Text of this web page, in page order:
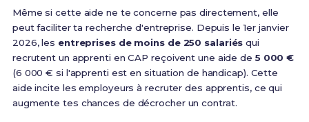
Même si cette aide ne te concerne pas directement, elle
peut faciliter ta recherche d'entreprise. Depuis le 1er janvier
2026, les entreprises de moins de 250 salariés qui
recrutent un apprenti en CAP reçoivent une aide de 5 000 €
(6 000 € si l'apprenti est en situation de handicap). Cette
aide incite les employeurs à recruter des apprentis, ce qui
augmente tes chances de décrocher un contrat.